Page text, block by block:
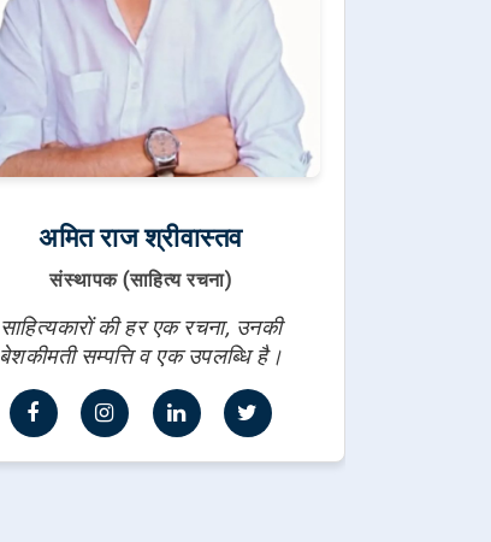
अमित राज श्रीवास्तव
संस्थापक (साहित्य रचना)
साहित्यकारों की हर एक रचना, उनकी
बेशकीमती सम्पत्ति व एक उपलब्धि है।